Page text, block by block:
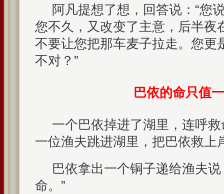
阿凡提想了想，回答说：“您
您不久，又改变了主意，后半夜
不要让您把那车麦子拉走。您更
不对？”
巴依的命只值
一个巴依掉进了湖里，连呼
一位渔夫跳进湖里，把巴依救上
巴依拿出一个铜子递给渔夫
命。”